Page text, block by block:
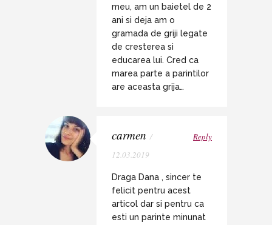
meu, am un baietel de 2
ani si deja am o
gramada de griji legate
de cresterea si
educarea lui. Cred ca
marea parte a parintilor
are aceasta grija…
carmen /
12.03.2019
Reply
Draga Dana , sincer te
felicit pentru acest
articol dar si pentru ca
esti un parinte minunat